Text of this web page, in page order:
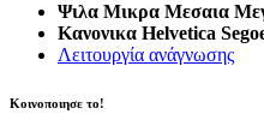
Ψιλα Μικρα Μεσαια
Κανονικα Helvetica
Λειτουργία ανάγνωσης
Κοινοποιησε το!